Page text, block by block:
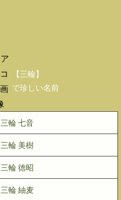
【三輪】
で珍しい名前
三輪 七音
三輪 美樹
三輪 徳昭
三輪 紬麦